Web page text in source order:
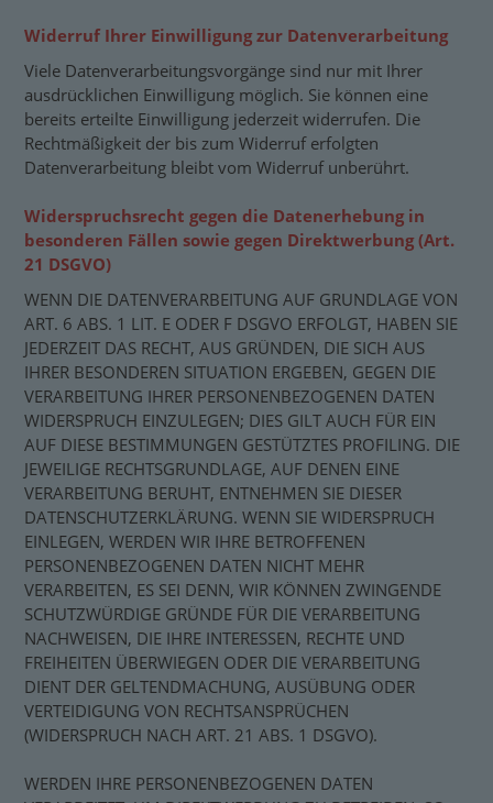
Widerruf Ihrer Einwilligung zur Datenverarbeitung
Viele Datenverarbeitungsvorgänge sind nur mit Ihrer
ausdrücklichen Einwilligung möglich. Sie können eine
bereits erteilte Einwilligung jederzeit widerrufen. Die
Rechtmäßigkeit der bis zum Widerruf erfolgten
Datenverarbeitung bleibt vom Widerruf unberührt.
Widerspruchsrecht gegen die Datenerhebung in
besonderen Fällen sowie gegen Direktwerbung (Art.
21 DSGVO)
WENN DIE DATENVERARBEITUNG AUF GRUNDLAGE VON
ART. 6 ABS. 1 LIT. E ODER F DSGVO ERFOLGT, HABEN SIE
JEDERZEIT DAS RECHT, AUS GRÜNDEN, DIE SICH AUS
IHRER BESONDEREN SITUATION ERGEBEN, GEGEN DIE
VERARBEITUNG IHRER PERSONENBEZOGENEN DATEN
WIDERSPRUCH EINZULEGEN; DIES GILT AUCH FÜR EIN
AUF DIESE BESTIMMUNGEN GESTÜTZTES PROFILING. DIE
JEWEILIGE RECHTSGRUNDLAGE, AUF DENEN EINE
VERARBEITUNG BERUHT, ENTNEHMEN SIE DIESER
DATENSCHUTZERKLÄRUNG. WENN SIE WIDERSPRUCH
EINLEGEN, WERDEN WIR IHRE BETROFFENEN
PERSONENBEZOGENEN DATEN NICHT MEHR
VERARBEITEN, ES SEI DENN, WIR KÖNNEN ZWINGENDE
SCHUTZWÜRDIGE GRÜNDE FÜR DIE VERARBEITUNG
NACHWEISEN, DIE IHRE INTERESSEN, RECHTE UND
FREIHEITEN ÜBERWIEGEN ODER DIE VERARBEITUNG
DIENT DER GELTENDMACHUNG, AUSÜBUNG ODER
VERTEIDIGUNG VON RECHTSANSPRÜCHEN
(WIDERSPRUCH NACH ART. 21 ABS. 1 DSGVO).
WERDEN IHRE PERSONENBEZOGENEN DATEN